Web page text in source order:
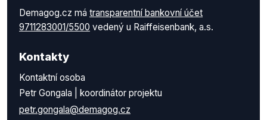
Demagog.cz má transparentní bankovní účet
9711283001/5500 vedený u Raiffeisenbank, a.s.
Kontakty
Kontaktní osoba
Petr Gongala | koordinátor projektu
petr.gongala@demagog.cz